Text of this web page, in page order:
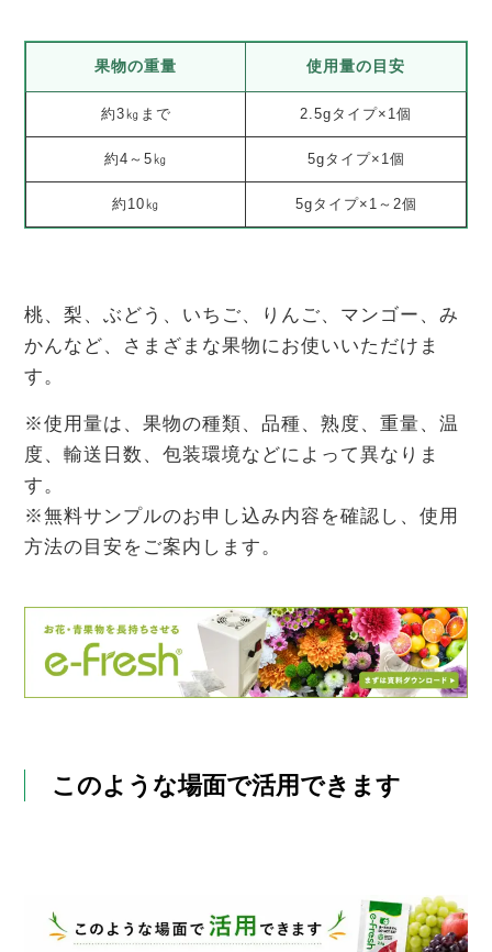
果物の重量 使用量の目安
約3㎏まで 2.5gタイプ×1個
約4～5㎏ 5gタイプ×1個
約10㎏ 5gタイプ×1～2個
桃、梨、ぶどう、いちご、りんご、マンゴー、み
かんなど、さまざまな果物にお使いいただけま
す。
※使用量は、果物の種類、品種、熟度、重量、温
度、輸送日数、包装環境などによって異なりま
す。
※無料サンプルのお申し込み内容を確認し、使用
方法の目安をご案内します。
このような場面で活用できます